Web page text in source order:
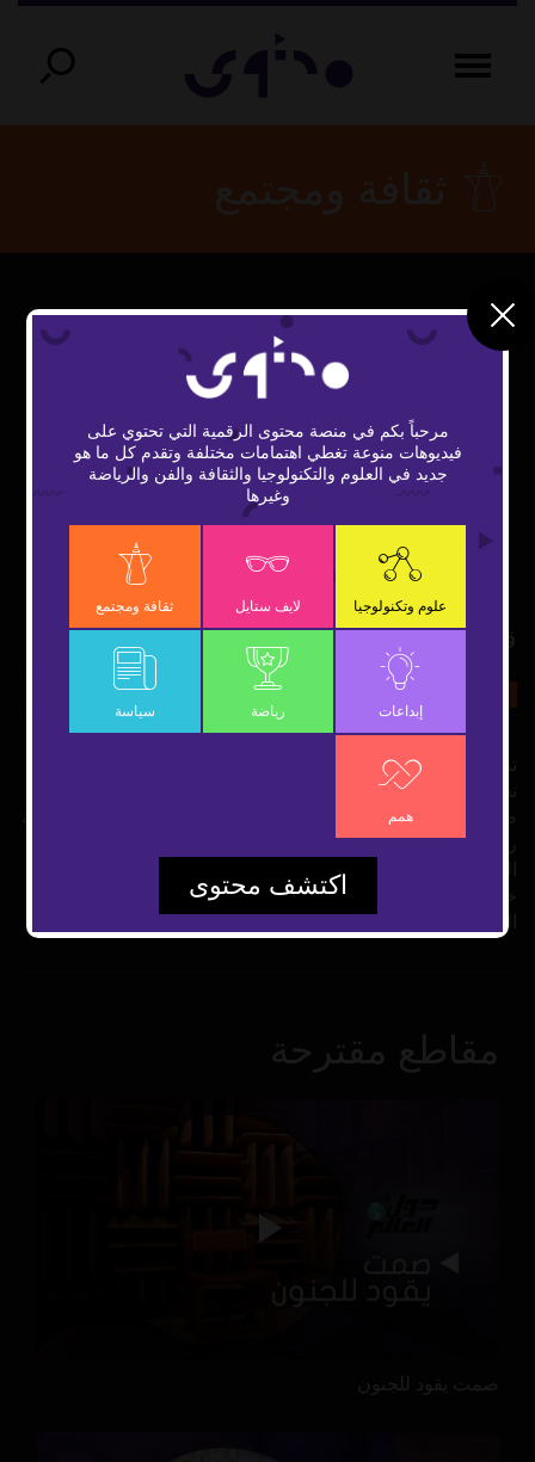
is
The Video Cloud video was not found.
VIDEO_CLOUD_ERR_VIDEO_NOT_FOUND
Session ID:2026-08-10:7750e168339ac0767089cc68
vidbcove
Dialog
قمة المعرفة 2018.. نحو اقتصاد مستدام
تنظم مؤسسة محمد بن راشد آل مكتوم للمعرفة "قمة المعرفة"،
تحث شعار "الشباب ومستقبل اقتصاد المعرفة"، تحت رعاية
صاحب السمو الشيخ محمد بن راشد آل مكتوم، نائب رئيس الدولة
رئيس مجلس الوزراء حاكم دبي "رعاه الله"، وتوجيهات سمو
الشيخ أحمد بن محمد بن راشد آل مكتوم، رئيس المؤسسة. وذلك
خلال الفترة من 5 وحتى 6 ديسمبر المقبل في مركز دبي التجاري
مقاطع مقترحة
صمت يقود للجنون
مرحباً بكم في منصة محتوى الرقمية التي تحتوي على
فيديوهات منوعة تغطي اهتمامات مختلفة وتقدم كل ما هو
جديد في العلوم والتكنولوجيا والثقافة والفن والرياضة
وغيرها
علوم وتكنولوجيا لايف ستايل ثقافة ومجتمع
إبداعات رياضة سياسة
همم
اكتشف محتوى